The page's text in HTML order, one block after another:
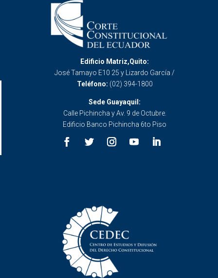
Edificio Matriz,Quito:
José Tamayo E10 25 y Lizardo García /
Teléfono: (02) 394-1800
Sede Guayaquil:
Calle Pichincha y Av. 9 de Octubre.
Edificio Banco Pichincha 6to Piso